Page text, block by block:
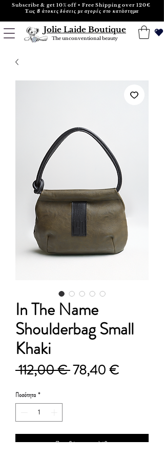
Subscribe & get 10% off • Free Shipping over 120€
Έως 8 άτοκες δόσεις με αγορές στο κατάστημα
Jolie Laide Boutique
The unconventional beauty
In The Name
Shoulderbag Small
Khaki
112,00 € Κανονική
78,40 €Τιμή
Ποσότητα *
Προσθήκη στο καλάθι